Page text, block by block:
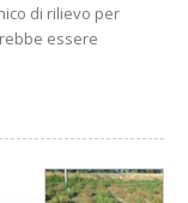
di rilievo per
essere